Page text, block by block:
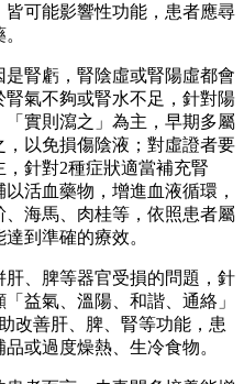
可能影響性功能，患者應尋
腎虧，腎陰虛或腎陽虛都會
氣不夠或腎水不足，針對陽
實則瀉之」為主，早期多屬
以免損傷陰液；對虛證者要
針對2種症狀適當補充腎
活血藥物，增進血液循環，
海馬、肉桂等，依照患者屬
到準確的療效。
、脾等器官受損的問題，針
益氣、溫陽、和諧、通絡」
改善肝、脾、腎等功能，患
或過度燥熱、生冷食物。